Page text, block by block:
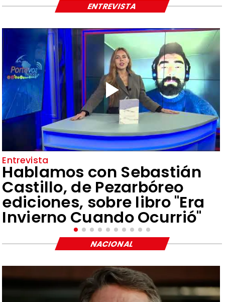
Entrevista
Hablamos con Sebastián
Castillo, de Pezarbóreo
ediciones, sobre libro "Era
Invierno Cuando Ocurrió"
ENTREVISTA
NACIONAL